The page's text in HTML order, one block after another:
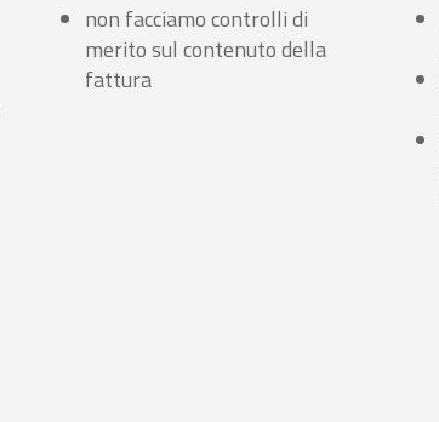
non facciamo controlli di
merito sul contenuto della
fattura